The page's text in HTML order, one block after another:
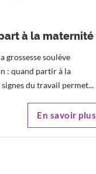
à la maternité
grossesse soulève
: quand partir à la
du travail permet...
En savoir plus